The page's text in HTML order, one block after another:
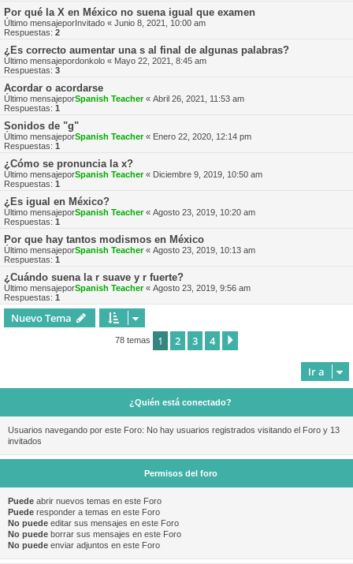
Por qué la X en México no suena igual que examen
Último mensajeporInvitado « Junio 8, 2021, 10:00 am
Respuestas: 2
¿Es correcto aumentar una s al final de algunas palabras?
Último mensajepordonkolo « Mayo 22, 2021, 8:45 am
Respuestas: 3
Acordar o acordarse
Último mensajeporSpanish Teacher« Abril 26, 2021, 11:53 am
Respuestas: 1
Sonidos de "g"
Último mensajeporSpanish Teacher« Enero 22, 2020, 12:14 pm
Respuestas: 1
¿Cómo se pronuncia la x?
Último mensajeporSpanish Teacher« Diciembre 9, 2019, 10:50 am
Respuestas: 1
¿Es igual en México?
Último mensajeporSpanish Teacher« Agosto 23, 2019, 10:20 am
Respuestas: 1
Por que hay tantos modismos en México
Último mensajeporSpanish Teacher« Agosto 23, 2019, 10:13 am
Respuestas: 1
¿Cuándo suena la r suave y r fuerte?
Último mensajeporSpanish Teacher« Agosto 23, 2019, 9:56 am
Respuestas: 1
Nuevo Tema
78 temas 1 2 3 4
Ir a
¿Quién está conectado?
Usuarios navegando por este Foro: No hay usuarios registrados visitando el Foro y 13
invitados
Permisos del foro
Puede abrir nuevos temas en este Foro
Puede responder a temas en este Foro
No puede editar sus mensajes en este Foro
No puede borrar sus mensajes en este Foro
No puede enviar adjuntos en este Foro